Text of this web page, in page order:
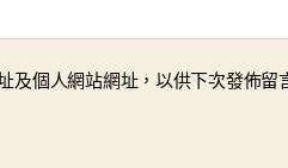
及個人網站網址，以供下次發佈留